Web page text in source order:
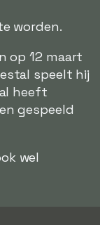
worden.
op 12 maart
speelt hij
heeft
gespeeld
wel